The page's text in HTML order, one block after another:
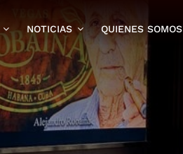
NOTICIAS QUIENES SOMOS